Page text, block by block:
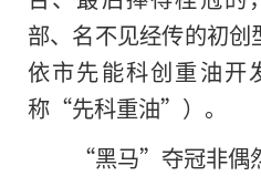
部、名不见经传的初
依市先能科创重油开
称“先科重油”）。
“黑马”夺冠非偶